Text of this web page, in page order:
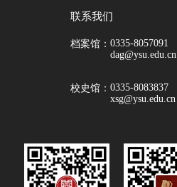
联系我们
档案馆： 0335-8057091
dag@ysu.edu.cn
校史馆： 0335-8083837
xsg@ysu.edu.cn